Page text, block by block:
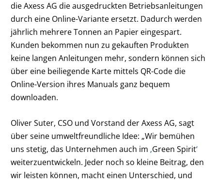
die Axess AG die ausgedruckten Betriebsanleitungen
durch eine Online-Variante ersetzt. Dadurch werden
jährlich mehrere Tonnen an Papier eingespart.
Kunden bekommen nun zu gekauften Produkten
keine langen Anleitungen mehr, sondern können sich
über eine beiliegende Karte mittels QR-Code die
Online-Version ihres Manuals ganz bequem
downloaden.
Oliver Suter, CSO und Vorstand der Axess AG, sagt
über seine umweltfreundliche Idee: „Wir bemühen
uns stetig, das Unternehmen auch im ‚Green Spirit‘
weiterzuentwickeln. Jeder noch so kleine Beitrag, den
wir leisten können, macht einen Unterschied, und